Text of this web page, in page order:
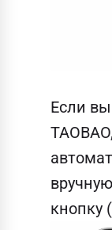
Если
кнопку